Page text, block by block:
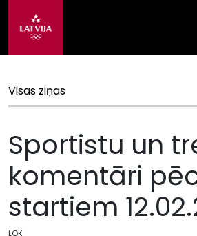
Visas ziņas
Sportistu un
komentāri
startiem
LOK